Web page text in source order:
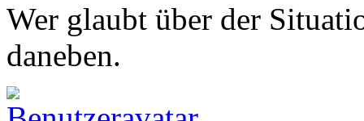
Wer glaubt über der
daneben.